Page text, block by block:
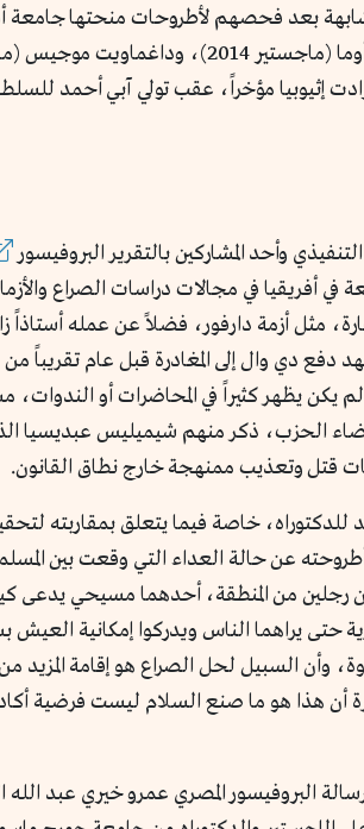
بعد فحصهم لأطروحات منحتها جامعة
إثيوبيا مؤخراً، عقب تولي آبي أحمد
وأحد المشاركين بالتقرير البروفيسور
في مجالات دراسات الصراع
مثل أزمة دارفور، فضلاً عن عمله
دفع دي وال إلى المغادرة قبل عام
أطروحته في 26 شهراً فقط، رغم أنه لم يكن يظهر كثيراً في
الحزب، ذكر منهم شيميليس عبديسيا
قتل وتعذيب ممنهجة خارج نطاق القانون.
خاصة فيما يتعلق بمقاربته
عبر حكاية ذكرها آبي أحمد في الصفحتين 128-129 من أطروحته عن
رجلين من المنطقة، أحدهما مسيحي يدعى
يراهما الناس ويدركوا إمكانية العيش
السبيل لحل الصراع هو إقامة المزيد
هذا هو ما صنع السلام ليست فرضية
البروفيسور المصري عمرو خيري عبد الله